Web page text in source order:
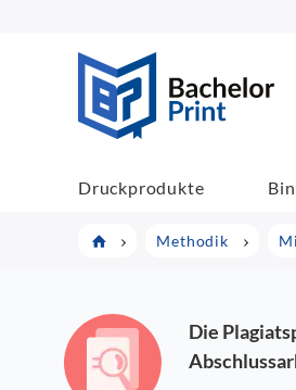
Druckprodukte
Methodik
Die